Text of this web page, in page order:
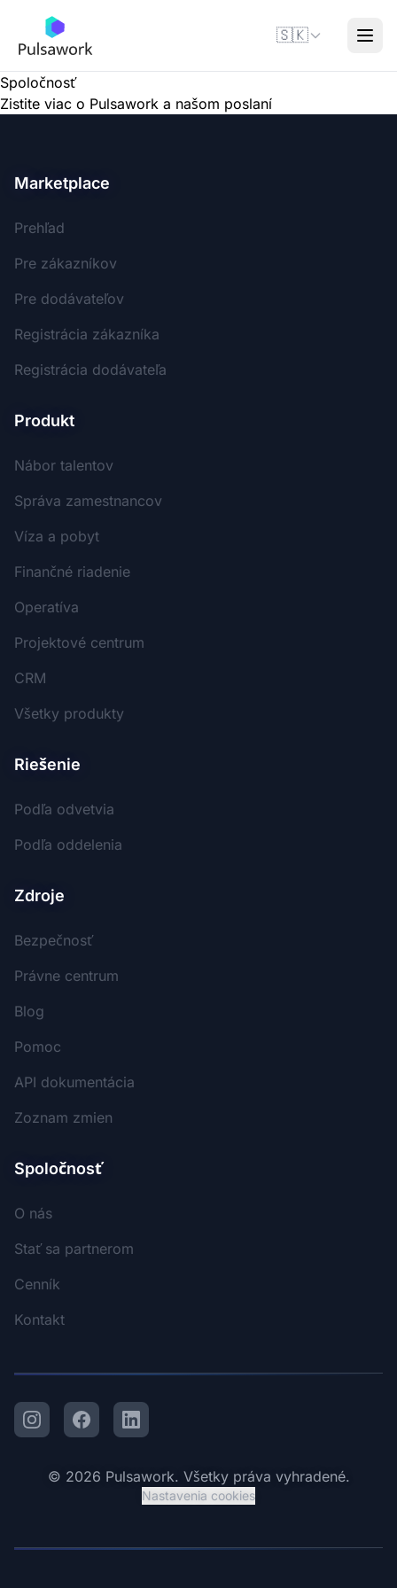
🇸🇰
Spoločnosť
Zistite viac o Pulsawork a našom poslaní
Marketplace
Prehľad
Pre zákazníkov
Pre dodávateľov
Registrácia zákazníka
Registrácia dodávateľa
Produkt
Nábor talentov
Správa zamestnancov
Víza a pobyt
Finančné riadenie
Operatíva
Projektové centrum
CRM
Všetky produkty
Riešenie
Podľa odvetvia
Podľa oddelenia
Zdroje
Bezpečnosť
Právne centrum
Blog
Pomoc
API dokumentácia
Zoznam zmien
Spoločnosť
O nás
Stať sa partnerom
Cenník
Kontakt
InstagramFacebookLinkedIn
© 2026 Pulsawork. Všetky práva vyhradené.
Nastavenia cookies